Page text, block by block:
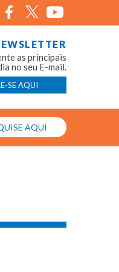
as principais
no seu E-mail.
SE AQUI